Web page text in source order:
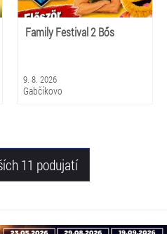
Family Festival 2 Bős
9. 8. 2026
Gabčíkovo
11 podujatí